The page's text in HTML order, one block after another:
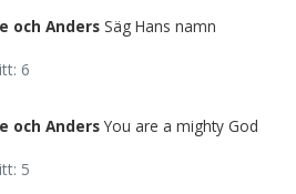
och Anders Säg Hans namn
6
och Anders You are a mighty God
5